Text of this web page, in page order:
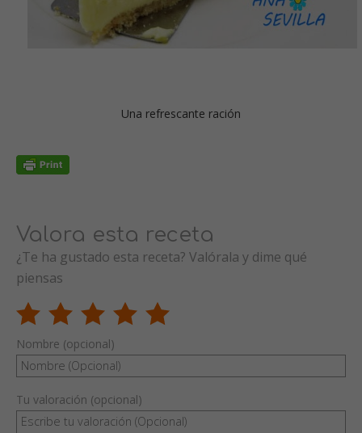
Una refrescante ración
Valora esta receta
¿Te ha gustado esta receta? Valórala y dime qué
piensas
Nombre (opcional)
Tu valoración (opcional)